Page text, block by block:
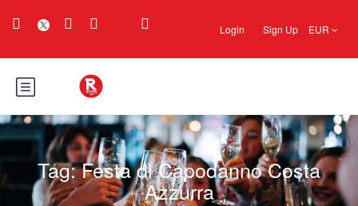
Login Sign Up EUR
Tag:Festa di Capodanno Costa
Azzurra